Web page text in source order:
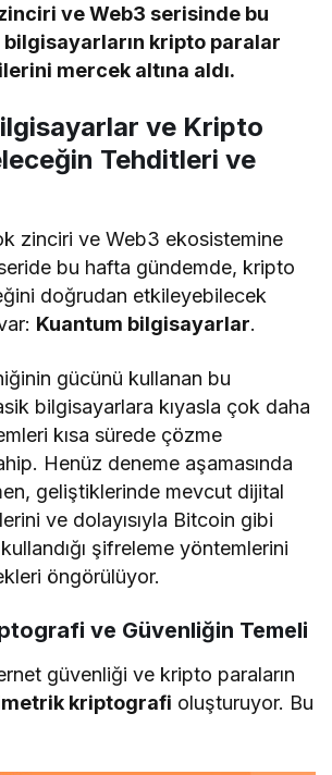
ve Web3 serisinde bu
kripto paralar
mercek altına aldı.
ve Kripto
Tehditleri ve
zinciri ve Web3 ekosistemine
seride bu hafta gündemde, kripto
doğrudan etkileyebilecek
Kuantum bilgisayarlar.
gücünü kullanan bu
bilgisayarlara kıyasla çok daha
kısa sürede çözme
Henüz deneme aşamasında
geliştiklerinde mevcut dijital
ve dolayısıyla Bitcoin gibi
şifreleme yöntemlerini
öngörülüyor.
ve Güvenliğin Temeli
güvenliği ve kripto paraların
kriptografi oluşturuyor. Bu